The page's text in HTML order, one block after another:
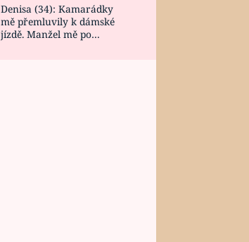
Denisa (34): Kamarádky
mě přemluvily k dámské
jízdě. Manžel mě po